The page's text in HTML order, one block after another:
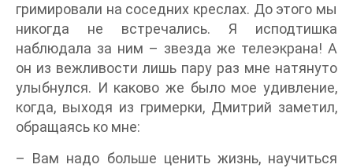
гримировали на соседних креслах. До этого мы
никогда не встречались. Я исподтишка
наблюдала за ним – звезда же телеэкрана! А
он из вежливости лишь пару раз мне натянуто
улыбнулся. И каково же было мое удивление,
когда, выходя из гримерки, Дмитрий заметил,
обращаясь ко мне:
– Вам надо больше ценить жизнь, научиться